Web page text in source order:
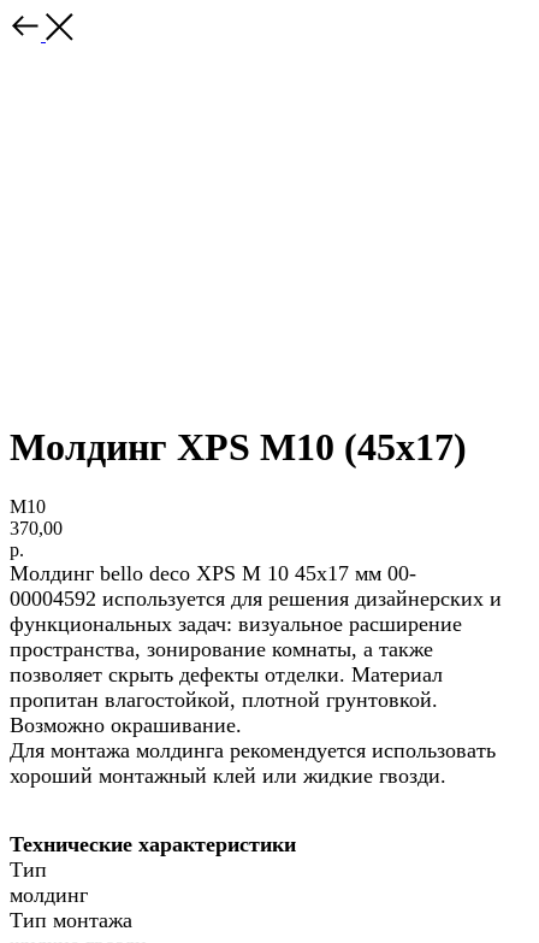
Молдинг XPS М10 (45х17)
М10
370,00
р.
Молдинг bello deco XPS М 10 45x17 мм 00-
00004592 используется для решения дизайнерских и
функциональных задач: визуальное расширение
пространства, зонирование комнаты, а также
позволяет скрыть дефекты отделки. Материал
пропитан влагостойкой, плотной грунтовкой.
Возможно окрашивание.
Для монтажа молдинга рекомендуется использовать
хороший монтажный клей или жидкие гвозди.
Технические характеристики
Тип
молдинг
Тип монтажа